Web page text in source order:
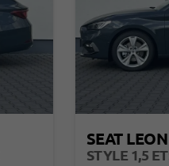
SEAT
STYLE 1,5